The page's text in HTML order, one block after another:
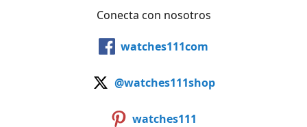
Conecta con nosotros
watches111com
@watches111shop
watches111